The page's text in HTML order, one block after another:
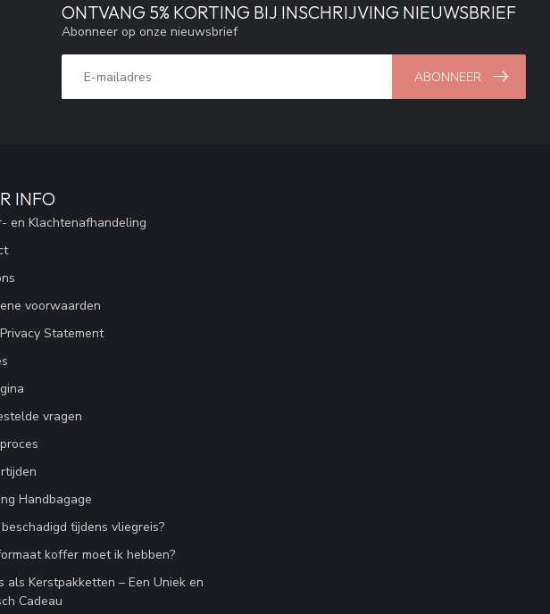
ONTVANG 5% KORTING BIJ INSCHRIJVING NIEUWSBRIEF
Abonneer op onze nieuwsbrief
ABONNEER
INFO
en Klachtenafhandeling
voorwaarden
Statement
vragen
Handbagage
tijdens vliegreis?
koffer moet ik hebben?
als Kerstpakketten – Een Uniek en
Cadeau